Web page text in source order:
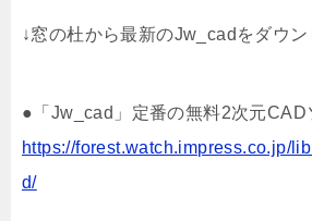
↓窓の杜から最新のJw_cadをダウン
●「Jw_cad」定番の無料2次元CAD
https://forest.watch.impress.co.jp/
d/